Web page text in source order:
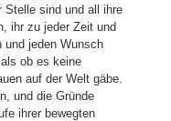
Stelle sind und all ihre
ihr zu jeder Zeit und
und jeden Wunsch
ob es keine
auf der Welt gäbe.
und die Gründe
ihrer bewegten